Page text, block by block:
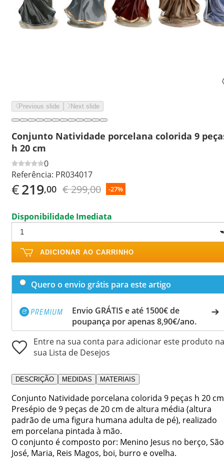
Previous slide Next slide
Conjunto Natividade porcelana colorida 9
h 20 cm
0
Referência: PR034017
€219,00 € 299,00 -27%
Disponibilidade Imediata
ADICIONAR AO CARRINHO
Quero o envio grátis para este artigo
Envio GRÁTIS e até 1500€ de
poupança por apenas 8,90€/ano.
Entre na sua conta para adicionar este produto na
sua Lista de Desejos
DESCRIÇÃO MEDIDAS MATERIAIS
Conjunto Natividade porcelana colorida 9 peças h 20
Presépio de 9 peças de 20 cm de altura média (altura
padrão de uma figura humana adulta de pé), realizado
em porcelana pintada à mão.
O conjunto é composto por: Menino Jesus no berço, São
José, Maria, Reis Magos, boi, burro e ovelha.